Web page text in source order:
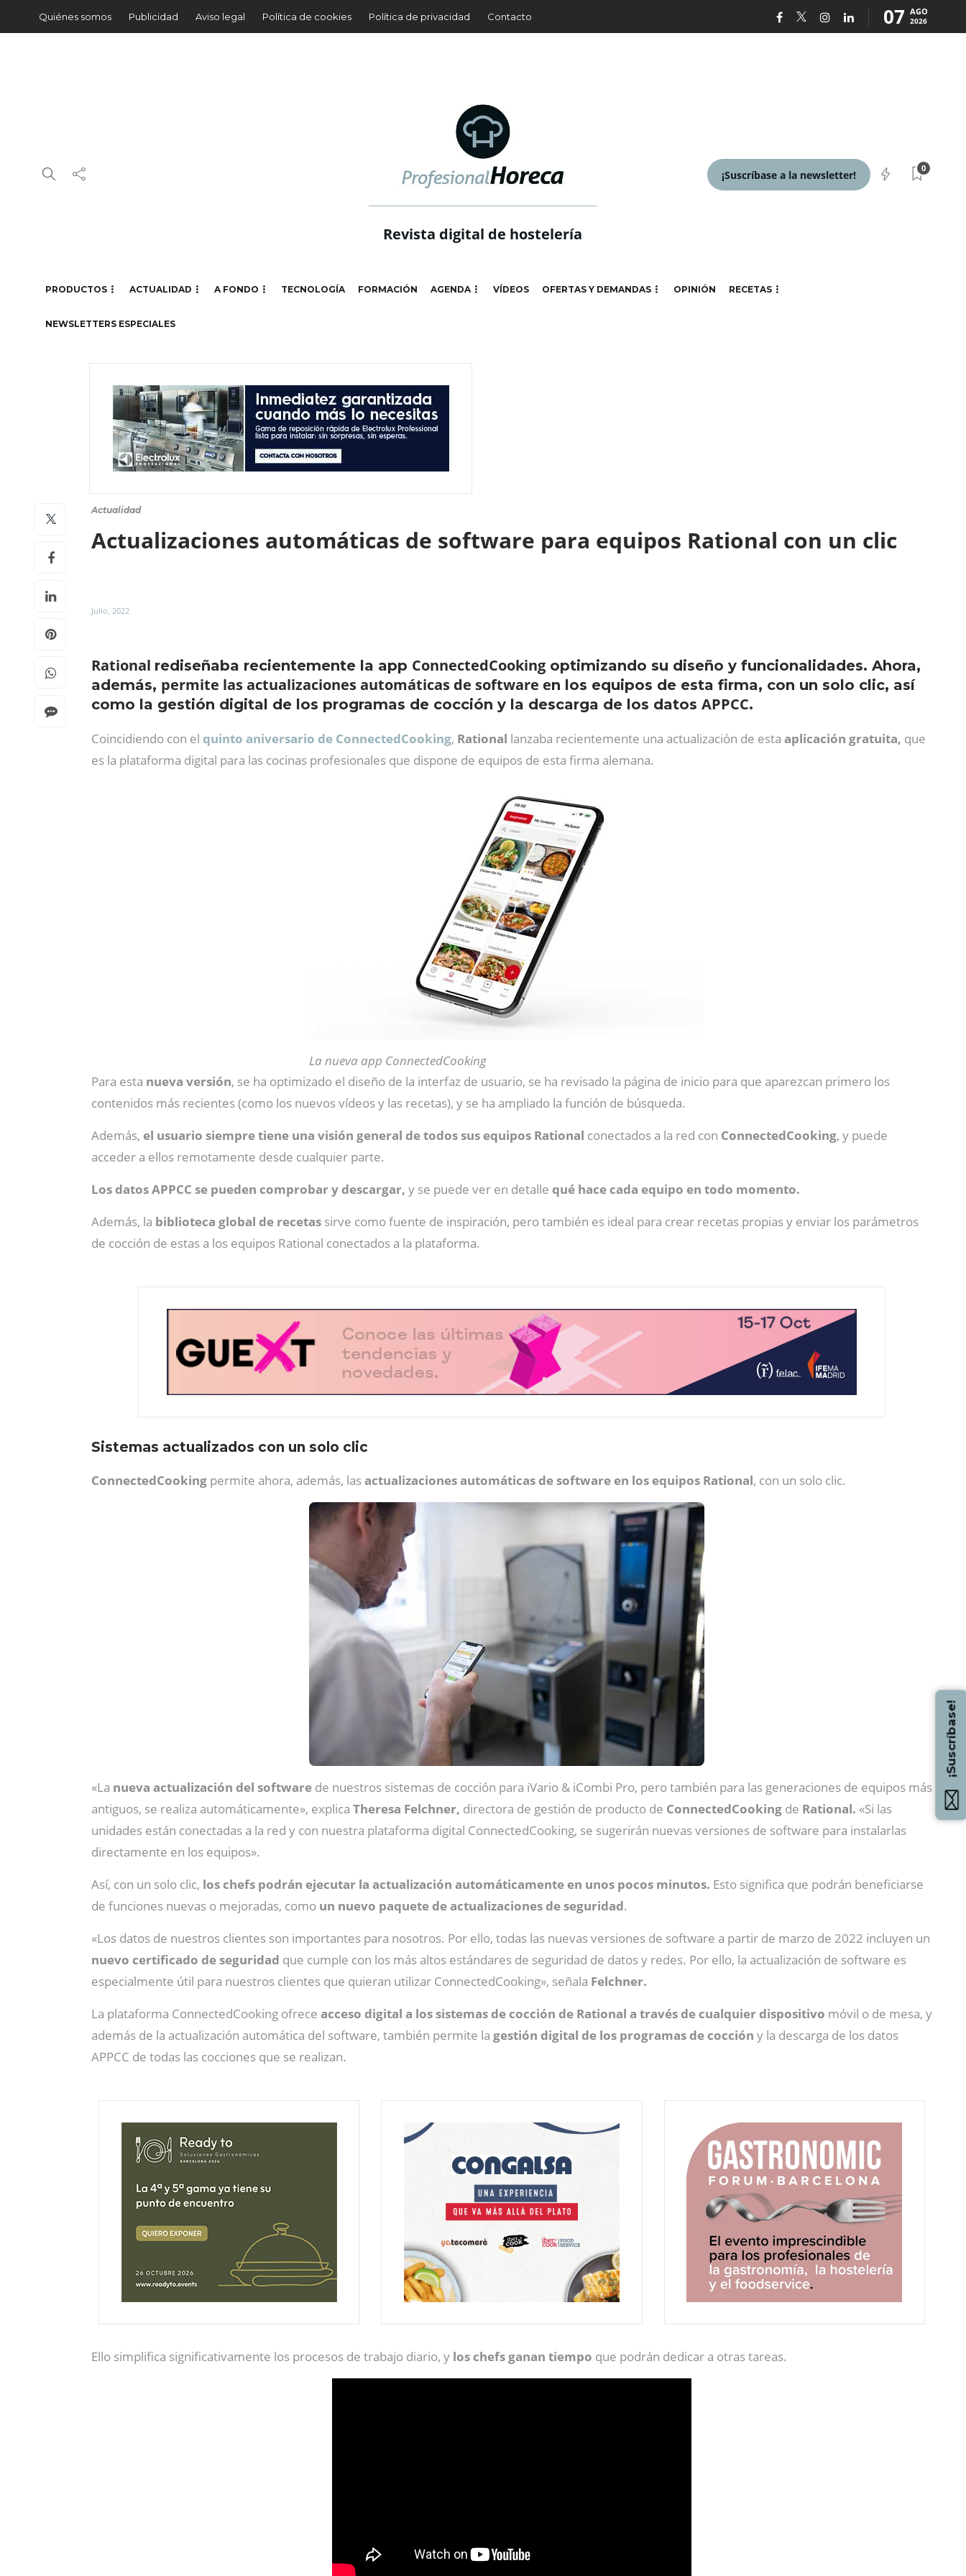
Quiénes somos Publicidad Aviso legal Política de cookies Política de privacidad Contacto 07 AGO
2026
Revista digital de hostelería
¡Suscríbase a la newsletter!
0
PRODUCTOS ACTUALIDAD A FONDO TECNOLOGÍA FORMACIÓN AGENDA VÍDEOS OFERTAS Y DEMANDAS OPINIÓN RECETAS
NEWSLETTERS ESPECIALES
Actualidad
Actualizaciones automáticas de software para equipos Rational con un clic
Julio, 2022
Rational rediseñaba recientemente la app ConnectedCooking optimizando su diseño y funcionalidades. Ahora,
además, permite las actualizaciones automáticas de software en los equipos de esta firma, con un solo clic, así
como la gestión digital de los programas de cocción y la descarga de los datos APPCC.
Coincidiendo con el quinto aniversario de ConnectedCooking, Rational lanzaba recientemente una actualización de esta aplicación gratuita, que
es la plataforma digital para las cocinas profesionales que dispone de equipos de esta firma alemana.
La nueva app ConnectedCooking
Para esta nueva versión, se ha optimizado el diseño de la interfaz de usuario, se ha revisado la página de inicio para que aparezcan primero los
contenidos más recientes (como los nuevos vídeos y las recetas), y se ha ampliado la función de búsqueda.
Además, el usuario siempre tiene una visión general de todos sus equipos Rational conectados a la red con ConnectedCooking, y puede
acceder a ellos remotamente desde cualquier parte.
Los datos APPCC se pueden comprobar y descargar, y se puede ver en detalle qué hace cada equipo en todo momento.
Además, la biblioteca global de recetas sirve como fuente de inspiración, pero también es ideal para crear recetas propias y enviar los parámetros
de cocción de estas a los equipos Rational conectados a la plataforma.
Sistemas actualizados con un solo clic
ConnectedCooking permite ahora, además, lasactualizaciones automáticas de software en los equipos Rational, con un solo clic.
«La nueva actualización del software de nuestros sistemas de cocción para iVario & iCombi Pro, pero también para las generaciones de equipos más
antiguos, se realiza automáticamente», explica Theresa Felchner, directora de gestión de producto de ConnectedCooking de Rational. «Si las
unidades están conectadas a la red y con nuestra plataforma digital ConnectedCooking, se sugerirán nuevas versiones de software para instalarlas
directamente en los equipos».
Así, con un solo clic, los chefs podrán ejecutar la actualización automáticamente en unos pocos minutos. Esto significa que podrán beneficiarse
de funciones nuevas o mejoradas, como un nuevo paquete de actualizaciones de seguridad.
«Los datos de nuestros clientes son importantes para nosotros. Por ello, todas las nuevas versiones de software a partir de marzo de 2022 incluyen un
nuevo certificado de seguridad que cumple con los más altos estándares de seguridad de datos y redes. Por ello, la actualización de software es
especialmente útil para nuestros clientes que quieran utilizar ConnectedCooking», señala Felchner.
La plataforma ConnectedCooking ofrece acceso digital a los sistemas de cocción de Rational a través de cualquier dispositivo móvil o de mesa, y
además de la actualización automática del software, también permite la gestión digital de los programas de cocción y la descarga de los datos
APPCC de todas las cocciones que se realizan.
Ello simplifica significativamente los procesos de trabajo diario, y los chefs ganan tiempo que podrán dedicar a otras tareas.
¡Suscríbase!